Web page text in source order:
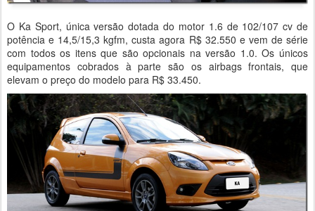
O Ka Sport, única versão dotada do motor 1.6 de 102/107 cv de
potência e 14,5/15,3 kgfm, custa agora R$ 32.550 e vem de série
com todos os itens que são opcionais na versão 1.0. Os únicos
equipamentos cobrados à parte são os airbags frontais, que
elevam o preço do modelo para R$ 33.450.